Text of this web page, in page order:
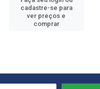
cadastre-se para
ver preços e
comprar